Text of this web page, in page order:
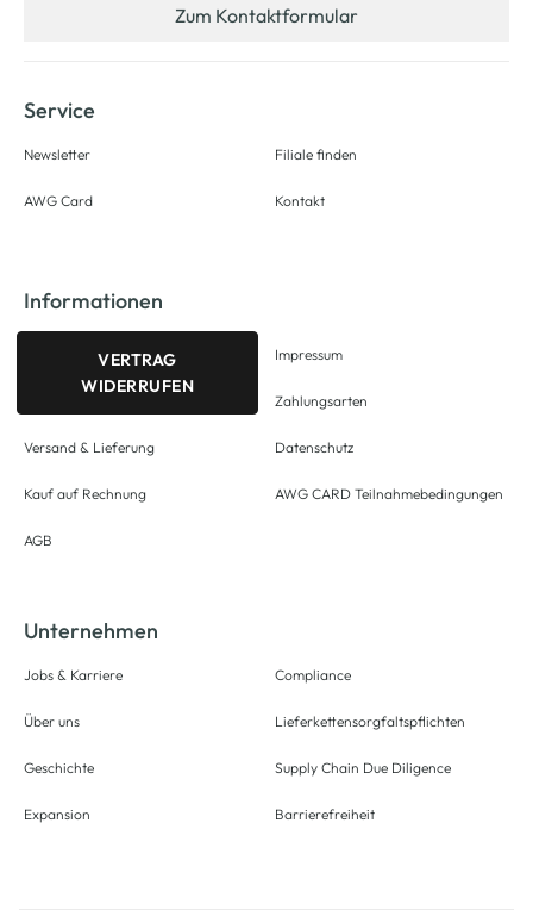
Zum Kontaktformular
Service
Newsletter
AWG Card
Filiale finden
Kontakt
Informationen
VERTRAG
WIDERRUFEN
Versand & Lieferung
Kauf auf Rechnung
AGB
Impressum
Zahlungsarten
Datenschutz
AWG CARD Teilnahmebedingungen
Unternehmen
Jobs & Karriere
Über uns
Geschichte
Expansion
Compliance
Lieferkettensorgfaltspflichten
Supply Chain Due Diligence
Barrierefreiheit